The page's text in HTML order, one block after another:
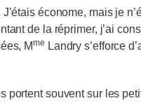
économe, mais je
de la réprimer, j’ai
Mme Landry s’efforce
portent souvent sur les